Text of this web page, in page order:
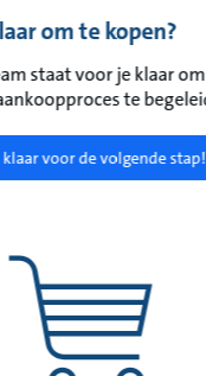
om te kopen?
staat voor je klaar
te
voor de volgende stap!